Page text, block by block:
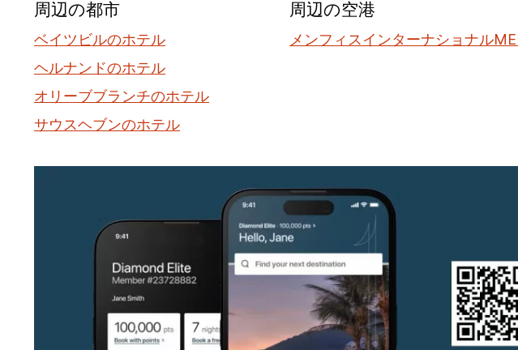
周辺の都市
ベイツビルのホテル
ヘルナンドのホテル
オリーブブランチのホテル
サウスヘブンのホテル
周辺の空港
メンフィスインターナショナル